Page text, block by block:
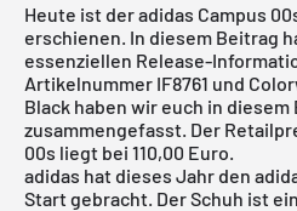
Heute ist der adidas Campus
erschienen. In diesem Beitrag
essenziellen Release-
Artikelnummer IF8761 und
Black haben wir euch in diesem
zusammengefasst. Der
00s liegt bei 110,00 Euro.
adidas hat dieses Jahr den
Start gebracht. Der Schuh ist